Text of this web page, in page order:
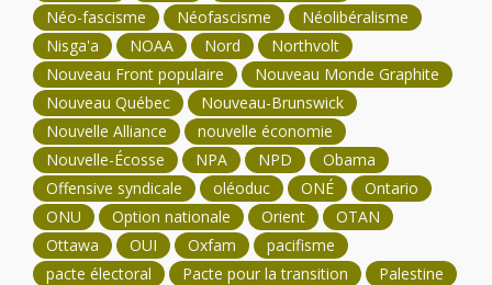
Néo-fascisme
Néofascisme
Néolibéralisme
Nisga'a
NOAA Nord
Northvolt
Nouveau Front populaire
Nouveau Monde Graphite
Nouveau Québec
Nouveau-Brunswick
Nouvelle Alliance
nouvelle économie
Nouvelle-Écosse
NPA NPD
Obama
Offensive syndicale
oléoduc ONÉ
Ontario
ONU
Option nationale Orient
OTAN
Ottawa
OUI Oxfam
pacifisme
pacte électoral
Pacte pour la transition
Palestine